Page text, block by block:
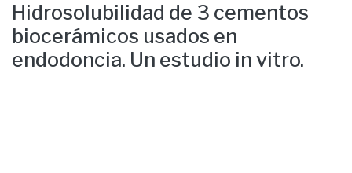
Statistics
Hidrosolubilidad de 3 cementos
biocerámicos usados en
endodoncia. Un estudio in vitro.